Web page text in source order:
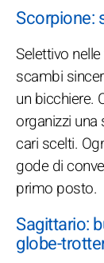
Scorpione:
Selettivo
scambi
un bicchiere.
organizzi
cari scelti.
gode di
primo posto.
Sagittario:
globe-